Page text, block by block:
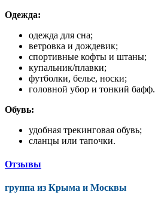
Одежда:
одежда для сна;
ветровка и дождевик;
спортивные кофты и штаны;
купальник/плавки;
футболки, белье, носки;
головной убор и тонкий бафф.
Обувь:
удобная трекинговая обувь;
сланцы или тапочки.
Отзывы
группа из Крыма и Москвы